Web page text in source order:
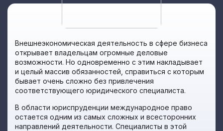
Внешнеэкономическая деятельность в сфере бизнеса
открывает владельцам огромные деловые
возможности. Но одновременно с этим накладывает
и целый массив обязанностей, справиться с которым
бывает очень сложно без привлечения
соответствующего юридического специалиста.
В области юриспруденции международное право
остается одним из самых сложных и всесторонних
направлений деятельности. Специалисты в этой